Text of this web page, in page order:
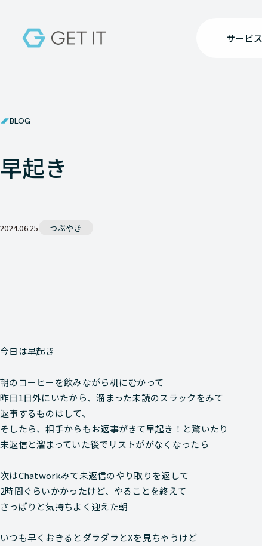
サービス
BLOG
早起き
2024.06.25 つぶやき
今日は早起き
朝のコーヒーを飲みながら机にむかって
昨日1日外にいたから、溜まった未読のスラックをみて
返事するものはして、
そしたら、相手からもお返事がきて早起き！と驚いたり
未返信と溜まっていた後でリストががなくなったら
次はChatworkみて未返信のやり取りを返して
2時間ぐらいかかったけど、やることを終えて
さっぱりと気持ちよく迎えた朝
いつも早くおきるとダラダラとXを見ちゃうけど